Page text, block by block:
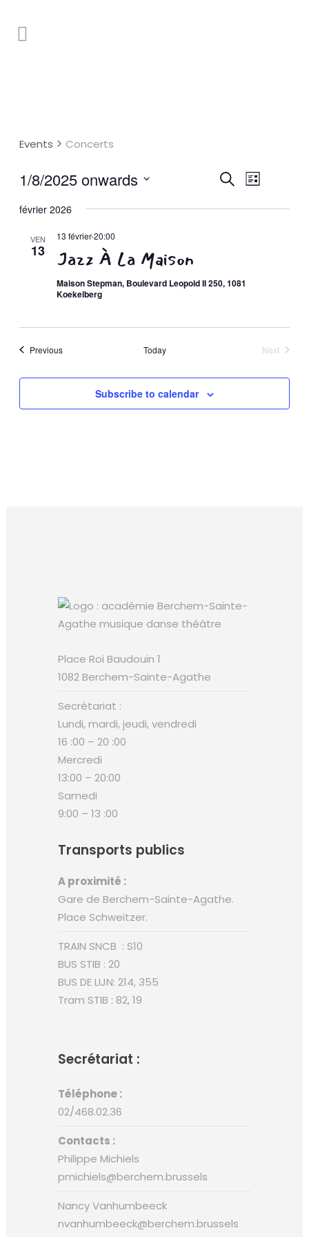
Events Concerts
Events
Search
SearchEvent
Views
List
1/8/2025 onwards
date.
février 2026
VEN
13
13 février-20:00
Jazz À La Maison
Maison Stepman, Boulevard Leopold II 250, 1081
Koekelberg
PreviousEvents Today
Next
Subscribe to calendar
Place Roi Baudouin 1
1082 Berchem-Sainte-Agathe
Secrétariat :
Lundi, mardi, jeudi, vendredi
16 :00 – 20 :00
Mercredi
13:00 – 20:00
Samedi
9:00 – 13 :00
Transports publics
A proximité :
Gare de Berchem-Sainte-Agathe.
Place Schweitzer.
TRAIN SNCB : S10
BUS STIB : 20
BUS DE LIJN: 214, 355
Tram STIB : 82, 19
Secrétariat :
Téléphone :
02/468.02.36
Contacts :
Philippe Michiels
pmichiels@berchem.brussels
Nancy Vanhumbeeck
nvanhumbeeck@berchem.brussels